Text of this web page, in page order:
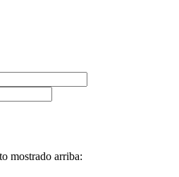
mostrado arriba: